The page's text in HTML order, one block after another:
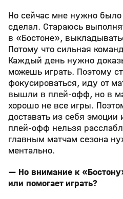
Но сейчас мне нужно было
сделал. Стараюсь
в «Бостоне»,
Потому что сильная
Каждый день нужно
можешь играть. Поэтому
фокусироваться, иду от
вышли в плей-офф, но в
хорошо не все игры.
доставать из себя
плей-офф нельзя
главным матчам сезона
ментально.
— Но внимание к
или помогает играть?